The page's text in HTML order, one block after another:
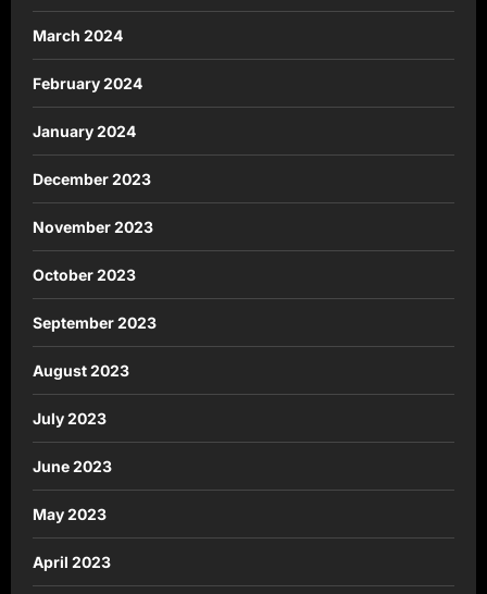
March 2024
February 2024
January 2024
December 2023
November 2023
October 2023
September 2023
August 2023
July 2023
June 2023
May 2023
April 2023